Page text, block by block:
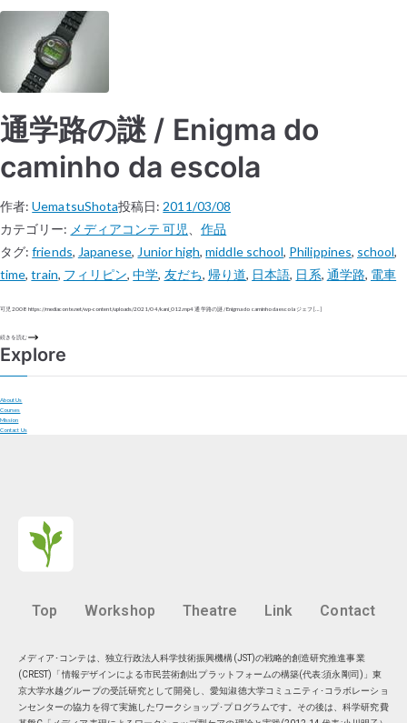
通学路の謎 / Enigma do
caminho da escola
作者:UematsuShota投稿日: 2011/03/08
カテゴリー: メディアコンテ 可児 、作品
タグ:friends, Japanese, Junior high,middle school, Philippines, school,
time,train, フィリピン,中学, 友だち, 帰り道, 日本語, 日系, 通学路, 電車
可児 2008 https://mediaconte.net/wp-content/uploads/2021/04/kani_012.mp4 通学路の謎 / Enigma do caminho da escola ジェフ […]
続きを読む
Explore
About Us
Courses
Mission
Contact Us
Top Workshop Theatre Link Contact
メディア･コンテは、独立行政法人科学技術振興機構(JST)の戦略的創造研究推進事業
(CREST)「情報デザインによる市民芸術創出プラットフォームの構築(代表:須永剛司)」東
京大学水越グループの受託研究として開発し、愛知淑徳大学コミュニティ･コラボレーショ
ンセンターの協力を得て実施したワークショップ･プログラムです。その後は、科学研究費